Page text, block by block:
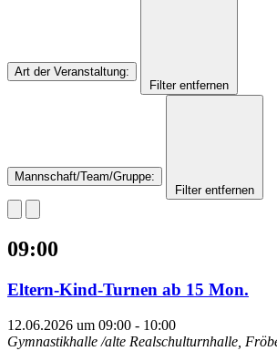
Art der Veranstaltung:
Filter entfernen
Mannschaft/Team/Gruppe:
Filter entfernen
09:00
Eltern-Kind-Turnen ab 15 Mon.
12.06.2026 um 09:00 - 10:00
Gymnastikhalle /alte Realschulturnhalle,